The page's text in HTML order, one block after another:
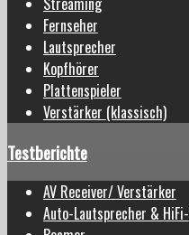
Fernseher
Lautsprecher
Kopfhörer
Plattenspieler
Verstärker (klassisch)
Testberichte
AV Receiver/ Verstärker
Auto-Lautsprecher &